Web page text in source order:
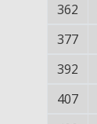
362
377
392
407